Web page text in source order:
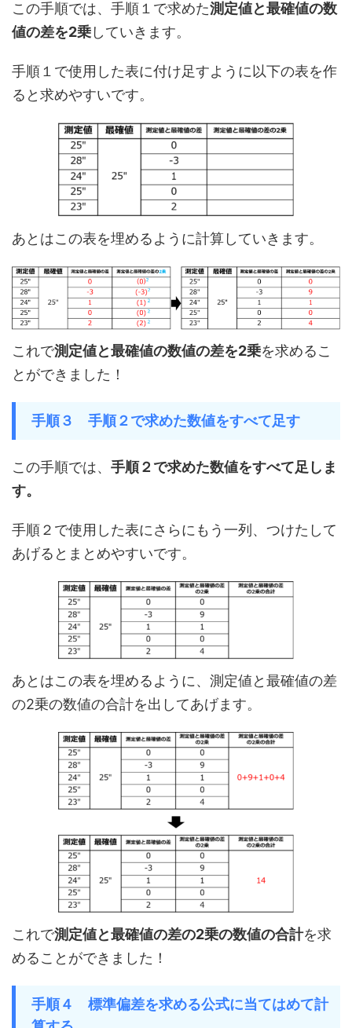
この手順では、手順１で求めた測定値と最確値の数
値の差を2乗していきます。
手順１で使用した表に付け足すように以下の表を作
ると求めやすいです。
あとはこの表を埋めるように計算していきます。
これで測定値と最確値の数値の差を2乗を求めるこ
とができました！
手順３ 手順２で求めた数値をすべて足す
この手順では、 手順２で求めた数値をすべて足しま
す。
手順２で使用した表にさらにもう一列、つけたして
あげるとまとめやすいです。
あとはこの表を埋めるように、測定値と最確値の差
の2乗の数値の合計を出してあげます。
これで測定値と最確値の差の2乗の数値の合計を求
めることができました！
手順４ 標準偏差を求める公式に当てはめて計